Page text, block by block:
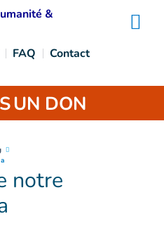
FAQ
Contact
UN DON
notre